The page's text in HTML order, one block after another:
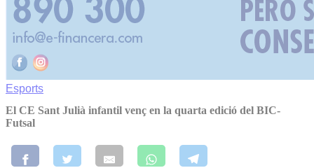
Esports
El CE Sant Julià infantil venç en la quarta edició del BIC-
Futsal